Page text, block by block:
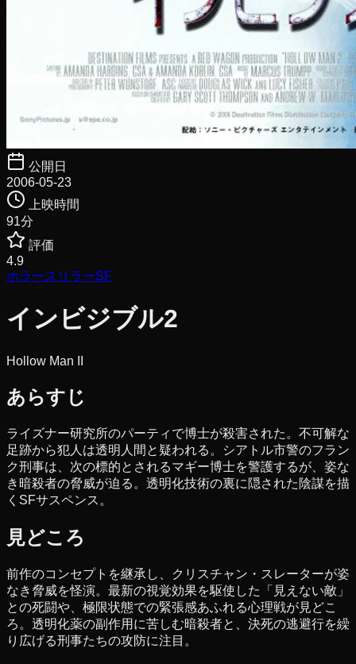
公開日
2006-05-23
上映時間
91分
評価
4.9
ホラースリラーSF
インビジブル2
Hollow Man II
あらすじ
ライズナー研究所のパーティで博士が殺害された。不可解な
足跡から犯人は透明人間と疑われる。シアトル市警のフラン
ク刑事は、次の標的とされるマギー博士を警護するが、姿な
き暗殺者の脅威が迫る。透明化技術の裏に隠された陰謀を描
くSFサスペンス。
見どころ
前作のコンセプトを継承し、クリスチャン・スレーターが姿
なき脅威を怪演。最新の視覚効果を駆使した「見えない敵」
との死闘や、極限状態での緊張感あふれる心理戦が見どこ
ろ。透明化薬の副作用に苦しむ暗殺者と、決死の逃避行を繰
り広げる刑事たちの攻防に注目。